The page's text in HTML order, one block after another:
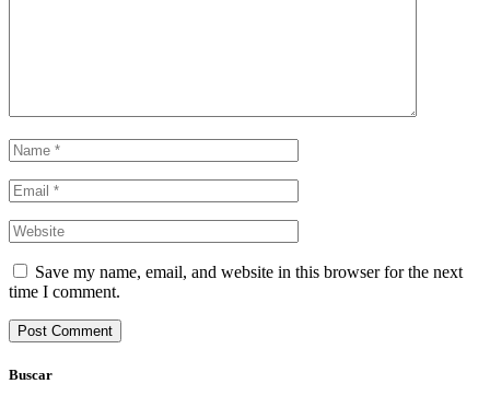
Save my name, email, and website in this browser for the next
time I comment.
Buscar